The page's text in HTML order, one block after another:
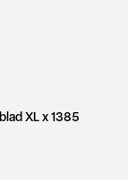
XL x 1385